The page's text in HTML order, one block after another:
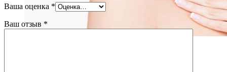
Ваша оценка *
Ваш отзыв *